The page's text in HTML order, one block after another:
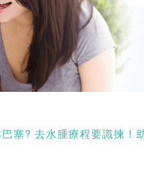
塞? 去水腫療程要識揀！